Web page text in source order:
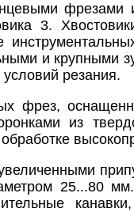
фрезами
3.
и крупными
резания.
фрез,
из
25...80